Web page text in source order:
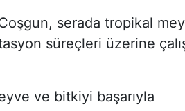
serada tropikal
süreçleri üzerine
ve bitkiyi başarıyla